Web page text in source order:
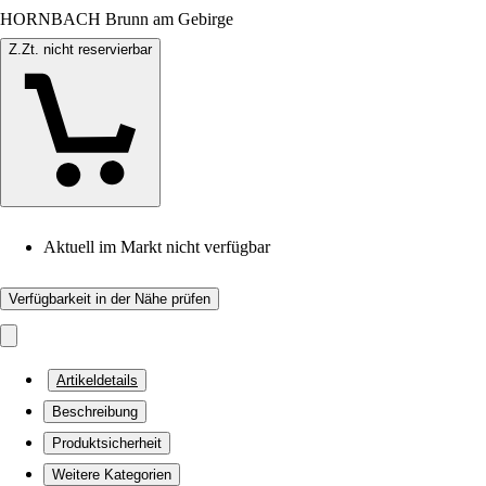
HORNBACH Brunn am Gebirge
Z.Zt. nicht reservierbar
Aktuell im Markt nicht verfügbar
Verfügbarkeit in der Nähe prüfen
Artikeldetails
Beschreibung
Produktsicherheit
Weitere Kategorien